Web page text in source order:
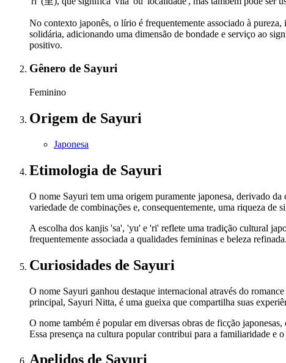
No contexto japonês, o lírio é frequentemente associado à
solidária, adicionando uma dimensão de bondade e serviço ao
positivo.
Gênero de Sayuri
Feminino
Origem de Sayuri
Japonesa
Etimologia de Sayuri
O nome Sayuri tem uma origem puramente japonesa, derivado
variedade de combinações e, consequentemente, uma riqueza de
A escolha dos kanjis 'sa', 'yu' e 'ri' reflete uma tradição cultural
frequentemente associada a qualidades femininas e beleza
Curiosidades de Sayuri
O nome Sayuri ganhou destaque internacional através do
principal, Sayuri Nitta, é uma gueixa que compartilha suas
O nome também é popular em diversas obras de ficção
Essa presença na cultura popular contribui para a familiaridade e
Apelidos de Sayuri